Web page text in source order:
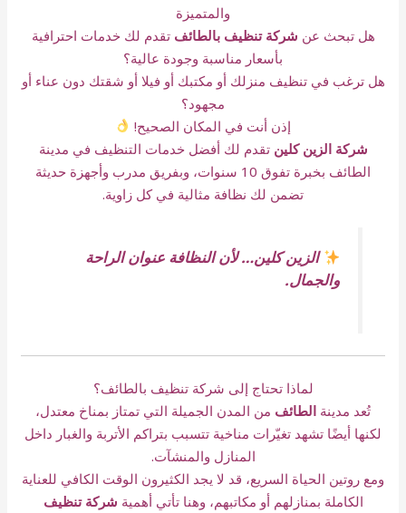
والمتميزة
هل تبحث عن شركة تنظيف بالطائف تقدم لك خدمات احترافية
بأسعار مناسبة وجودة عالية؟
هل ترغب في تنظيف منزلك أو مكتبك أو فيلا أو شقتك دون عناء أو
مجهود؟
إذن أنت في المكان الصحيح!
شركة الزين كلين تقدم لك أفضل خدمات التنظيف في مدينة
الطائف بخبرة تفوق 10 سنوات، وبفريق مدرب وأجهزة حديثة
تضمن لك نظافة مثالية في كل زاوية.
الزين كلين… لأن النظافة عنوان الراحة
والجمال.
لماذا تحتاج إلى شركة تنظيف بالطائف؟
تُعد مدينة الطائف من المدن الجميلة التي تمتاز بمناخ معتدل،
لكنها أيضًا تشهد تغيّرات مناخية تتسبب بتراكم الأتربة والغبار داخل
المنازل والمنشآت.
ومع روتين الحياة السريع، قد لا يجد الكثيرون الوقت الكافي للعناية
الكاملة بمنازلهم أو مكاتبهم، وهنا تأتي أهمية شركة تنظيف